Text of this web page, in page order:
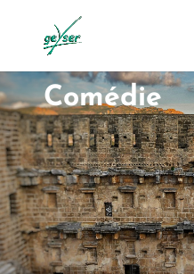
Comédie